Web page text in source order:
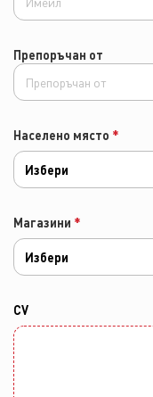
Препоръчан от
Населено място *
Избери
Магазини *
Избери
CV